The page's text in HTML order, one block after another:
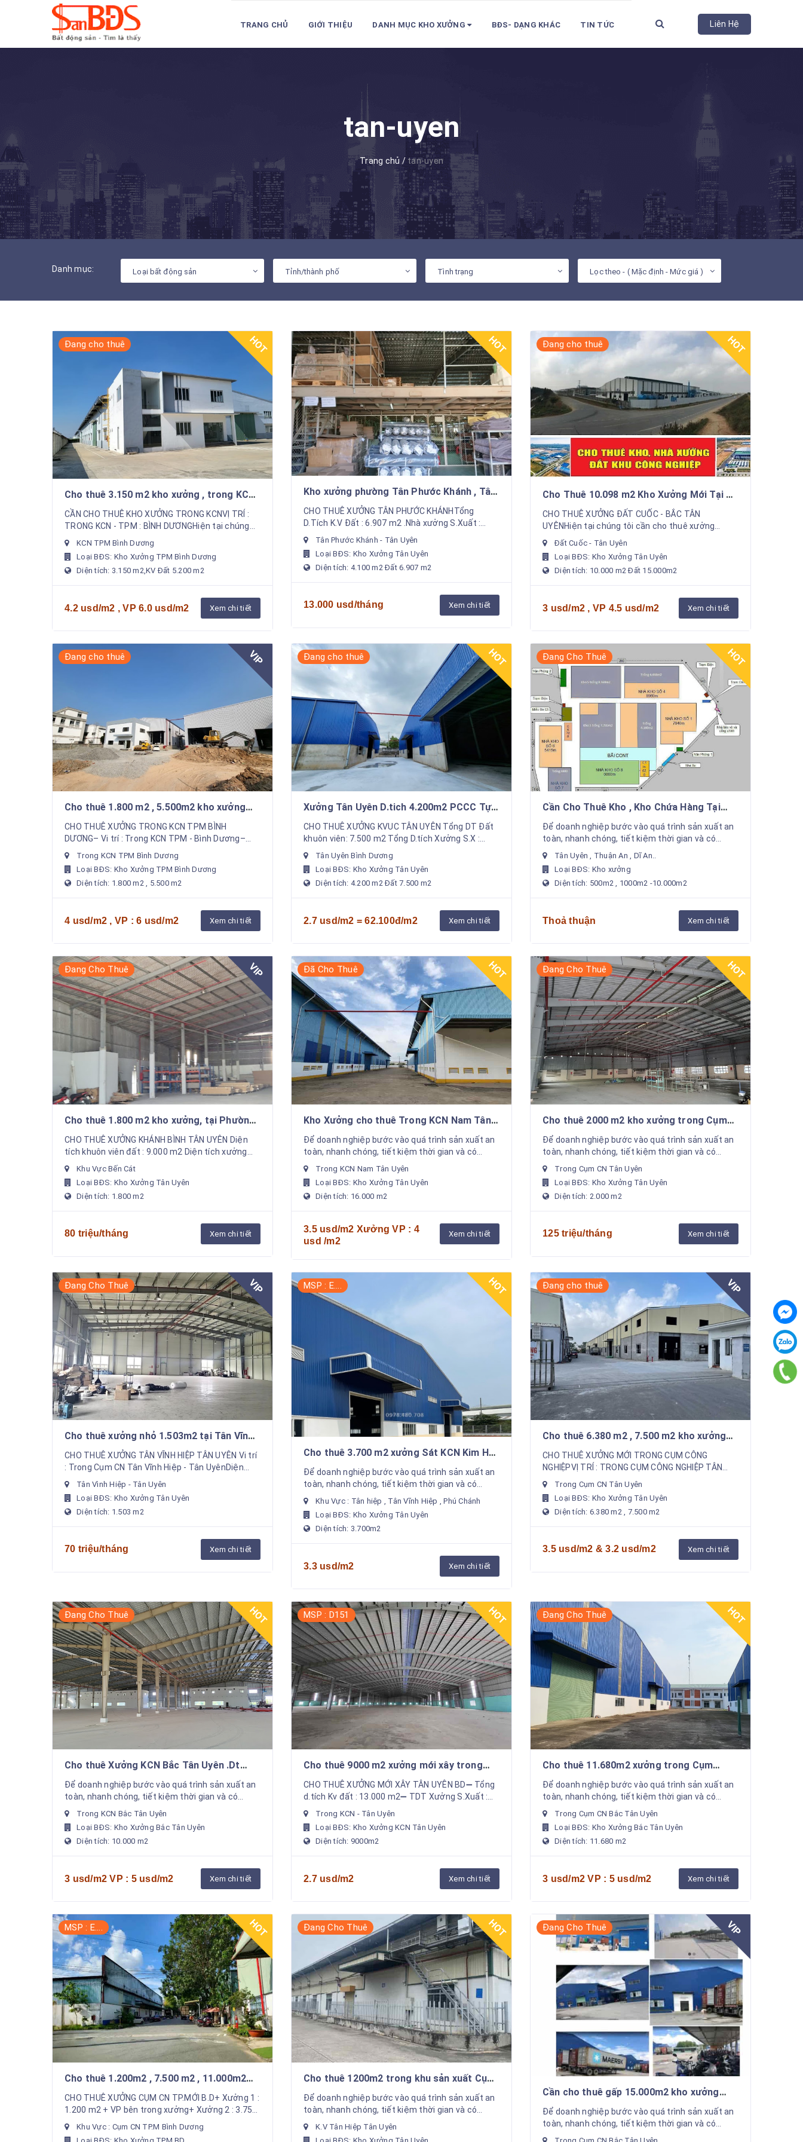
TRANG CHỦ GIỚI THIỆU DANH MỤC KHO XƯỞNG BĐS- DẠNG KHÁC TIN TỨC Liên Hệ
tan-uyen
Trang chủ / tan-uyen
Danh mục: Loại bất động sản Tỉnh/thành phố Tình trạng Lọc theo - ( Mặc định - Mức giá )
Đang cho thuê HOT
Cho thuê 3.150 m2 kho xưởng , trong KCN
Thủ Dầu Một , TPM Bình dương
CẦN CHO THUÊ KHO XƯỞNG TRONG KCNVỊ TRÍ :
TRONG KCN - TPM : BÌNH DƯƠNGHiện tại chúng
tôi cần cho thuê xưởng tạiThông Tin Tổng Quan
KCN TPM Bình Dương
Loại BĐS: Kho Xưởng TPM Bình Dương
Diện tích: 3.150 m2,KV Đất 5.200 m2
4.2 usd/m2 , VP 6.0 usd/m2 Xem chi tiết
HOT
Kho xưởng phường Tân Phước Khánh , Tân
uyên , Cần cho thuê 4.100 m2 giá rẻ
CHO THUÊ XƯỞNG TÂN PHƯỚC KHÁNHTổng
D.Tích K.V Đất : 6.907 m2 .Nhà xưởng S.Xuất :
4.100 m2Văn Phòng trệt + lầu: 800 m2Kí túc xá
Tân Phước Khánh - Tân Uyên
Loại BĐS: Kho Xưởng Tân Uyên
Diện tích: 4.100 m2 Đất 6.907 m2
13.000 usd/tháng Xem chi tiết
Đang cho thuê HOT
️Cho Thuê 10.098 m2 Kho Xưởng Mới Tại Xã
Đất Cuốc , Bắc Tân Uyên , Bình Dương
CHO THUÊ XƯỞNG ĐẤT CUỐC - BẮC TÂN
UYÊNHiện tại chúng tôi cần cho thuê xưởng
tạiThông tinVị trí : trong KCN Đất Cuốc Đât Cuốc -
Tân Uyên - Bình DươngD...
Đất Cuốc - Tân Uyên
Loại BĐS: Kho Xưởng Tân Uyên
Diện tích: 10.000 m2 Đất 15.000m2
3 usd/m2 , VP 4.5 usd/m2 Xem chi tiết
Đang cho thuê VIP
Cho thuê 1.800 m2 , 5.500m2 kho xưởng
trong KCN TPM Bình Dương
CHO THUÊ XƯỞNG TRONG KCN TPM BÌNH
DƯƠNG– Vi trí : Trong KCN TPM - Bình Dương–
Diện tích khuôn viên đất : 9.000 m2– Diện tích
xưởng Sản...
Trong KCN TPM Bình Dương
Loại BĐS: Kho Xưởng TPM Bình Dương
Diện tích: 1.800 m2 , 5.500 m2
4 usd/m2 , VP : 6 usd/m2 Xem chi tiết
Đang cho thuê HOT
Xưởng Tân Uyên D.tich 4.200m2 PCCC Tự
Động , Giá : 62.000đ/m2 . SX đa nghành
nghề
CHO THUÊ XƯỞNG KVUC TÂN UYÊN Tổng DT Đất
khuôn viên: 7.500 m2 Tổng D.tích Xưởng S.X :
4.200m2 Văn phòng bên trong xưởng PCCC Tự
động, nghiệm thu Giấy ...
Tân Uyên Bình Dương
Loại BĐS: Kho Xưởng Tân Uyên
Diện tích: 4.200 m2 Đất 7.500 m2
2.7 usd/m2 = 62.100đ/m2 Xem chi tiết
Đang Cho Thuê HOT
Cần Cho Thuê Kho , Kho Chứa Hàng Tại
Thuận An , Dĩ An , Tân Uyên , Bến Cát . Gía
Rẻ Dịp Cuối Năm
Để doanh nghiệp bước vào quá trình sản xuất an
toàn, nhanh chóng, tiết kiệm thời gian và có
doanh thu nhanh nhất. Chúng tôi hỗ trợ cho thuê
xưởng sản ...
Tân Uyên , Thuận An , Dĩ An..
Loại BĐS: Kho xưởng
Diện tích: 500m2 , 1000m2 -10.000m2
Thoả thuận Xem chi tiết
Đang Cho Thuê VIP
Cho thuê 1.800 m2 kho xưởng, tại Phường
Khánh Bình Tân Uyên
CHO THUÊ XƯỞNG KHÁNH BÌNH TÂN UYÊN Diện
tích khuôn viên đất : 9.000 m2 Diện tích xưởng
sản xuất : 1.800 m2 Văn phòng bên trong xưởng :
50 m2 - Đầy đủ ...
Khu Vực Bến Cát
Loại BĐS: Kho Xưởng Tân Uyên
Diện tích: 1.800 m2
80 triệu/tháng Xem chi tiết
Đã Cho Thuê HOT
Kho Xưởng cho thuê Trong KCN Nam Tân
Uyên Giá 3.5 Usd/m2 . Sản Xuất Đa Nghành
Nghề
Để doanh nghiệp bước vào quá trình sản xuất an
toàn, nhanh chóng, tiết kiệm thời gian và có
doanh thu nhanh nhất. Chúng tôi hỗ trợ cho thuê
xưởng sản ...
Trong KCN Nam Tân Uyên
Loại BĐS: Kho Xưởng Tân Uyên
Diện tích: 16.000 m2
3.5 usd/m2 Xưởng VP : 4
usd /m2
Xem chi tiết
Đang Cho Thuê HOT
Cho thuê 2000 m2 kho xưởng trong Cụm
CN Tân Uyên Giá : 125 triệu/tháng
Để doanh nghiệp bước vào quá trình sản xuất an
toàn, nhanh chóng, tiết kiệm thời gian và có
doanh thu nhanh nhất. Chúng tôi hỗ trợ cho thuê
xưởng sản ...
Trong Cụm CN Tân Uyên
Loại BĐS: Kho Xưởng Tân Uyên
Diện tích: 2.000 m2
125 triệu/tháng Xem chi tiết
Đang Cho Thuê VIP
Cho thuê xưởng nhỏ 1.503m2 tại Tân Vĩnh
Hiệp Tân Uyên PCCC tự động
CHO THUÊ XƯỞNG TÂN VĨNH HIỆP TÂN UYÊN Vi trí
: Trong Cụm CN Tân Vĩnh Hiệp - Tân UyênDiện
tích khuôn viên đất : 14.000m2Diện tích xưởng
Tân Vình Hiệp - Tân Uyên
Loại BĐS: Kho Xưởng Tân Uyên
Diện tích: 1.503 m2
70 triệu/tháng Xem chi tiết
MSP : E.... HOT
Cho thuê 3.700 m2 xưởng Sát KCN Kim Huy
, Sóng thần 3 , PCCC tự động
Để doanh nghiệp bước vào quá trình sản xuất an
toàn, nhanh chóng, tiết kiệm thời gian và có
doanh thu nhanh nhất. Chúng tôi hỗ trợ cho thuê
xưởng sản ...
Khu Vực : Tân hiệp , Tân Vĩnh Hiệp , Phú Chánh
Loại BĐS: Kho Xưởng Tân Uyên
Diện tích: 3.700m2
3.3 usd/m2 Xem chi tiết
Đang cho thuê VIP
Cho thuê 6.380 m2 , 7.500 m2 kho xưởng
trong Cụm Công Nghiệp Tân Uyên . SX đa
nghành nghề
CHO THUÊ XƯỞNG MỚI TRONG CỤM CÔNG
NGHIỆPVỊ TRÍ : TRONG CỤM CÔNG NGHIỆP TÂN
UYÊN BD + KHO XƯỞNG 1 :- Tổng diện tích K.viên
đất : 20.000 m2- TDT Kh...
Trong Cụm CN Tân Uyên
Loại BĐS: Kho Xưởng Tân Uyên
Diện tích: 6.380 m2 , 7.500 m2
3.5 usd/m2 & 3.2 usd/m2 Xem chi tiết
Đang Cho Thuê HOT
Cho thuê Xưởng KCN Bắc Tân Uyên .Dt
10.000m² khuôn viên độc lập
Để doanh nghiệp bước vào quá trình sản xuất an
toàn, nhanh chóng, tiết kiệm thời gian và có
doanh thu nhanh nhất. Chúng tôi hỗ trợ cho thuê
xưởng sản ...
Trong KCN Bắc Tân Uyên
Loại BĐS: Kho Xưởng Bắc Tân Uyên
Diện tích: 10.000 m2
3 usd/m2 VP : 5 usd/m2 Xem chi tiết
MSP : D151 HOT
Cho thuê 9000 m2 xưởng mới xây trong
KCN Tân Uyên tiếp nhận đa nghành nghề
sản xuất
CHO THUÊ XƯỞNG MỚI XÂY TÂN UYÊN BD➖ Tổng
d.tích Kv đất : 13.000 m2➖ TDT Xưởng S.Xuất :
8.780 m2➖ VP làm việc : 300 m2 5P làm việc➖
Giọt nước 8.5 m , n...
Trong KCN - Tân Uyên
Loại BĐS: Kho Xưởng KCN Tân Uyên
Diện tích: 9000m2
2.7 usd/m2 Xem chi tiết
Đang Cho Thuê HOT
Cho thuê 11.680m2 xưởng trong Cụm
Công Nghiệp Bắc Tân Uyên
Để doanh nghiệp bước vào quá trình sản xuất an
toàn, nhanh chóng, tiết kiệm thời gian và có
doanh thu nhanh nhất. Chúng tôi hỗ trợ cho thuê
xưởng sản ...
Trong Cụm CN Bắc Tân Uyên
Loại BĐS: Kho Xưởng Bắc Tân Uyên
Diện tích: 11.680 m2
3 usd/m2 VP : 5 usd/m2 Xem chi tiết
MSP : E.... HOT
Cho thuê 1.200m2 , 7.500 m2 , 11.000m2
xưởng trong Cụm CN TP.M Bình Dương
CHO THUÊ XƯỞNG CỤM CN TP.MỚI B.D+ Xưởng 1 :
1.200 m2 + VP bên trong xưởng+ Xưởng 2 : 3.750
m2 x 2 = 7.500 m2+ Xưởng 3 : 5.800 m2 x 2 =
11.600 m2---✓--...
Khu Vực : Cụm CN TP.M Bình Dương
Đang Cho Thuê HOT
Cho thuê 1200m2 trong khu sản xuất Cụm
CN , Tân hiệp ,Tân Uyên
Để doanh nghiệp bước vào quá trình sản xuất an
toàn, nhanh chóng, tiết kiệm thời gian và có
doanh thu nhanh nhất. Chúng tôi hỗ trợ cho thuê
xưởng sản ...
K.V Tân Hiệp Tân Uyên
Đang Cho Thuê VIP
Cần cho thuê gấp 15.000m2 kho xưởng
mới trong Cụm CN Bắc Tân Uyên
Để doanh nghiệp bước vào quá trình sản xuất an
toàn, nhanh chóng, tiết kiệm thời gian và có
doanh thu nhanh nhất. Chúng tôi hỗ trợ cho thuê